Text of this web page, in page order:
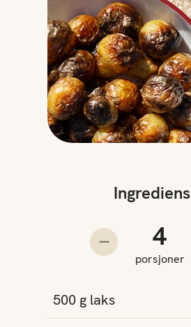
Trekk fra en
Antall porsjoner
porsjoner
500 g laks